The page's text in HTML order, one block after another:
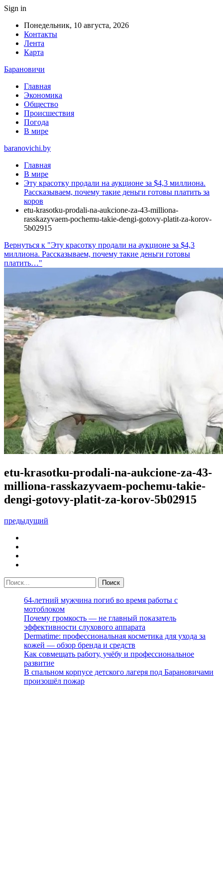
Sign in
Понедельник, 10 августа, 2026
Контакты
Лента
Карта
Барановичи
Главная
Экономика
Общество
Происшествия
Погода
В мире
baranovichi.by
Главная
В мире
Эту красотку продали на аукционе за $4,3 миллиона.
Рассказываем, почему такие деньги готовы платить за
коров
etu-krasotku-prodali-na-aukcione-za-43-milliona-
rasskazyvaem-pochemu-takie-dengi-gotovy-platit-za-korov-
5b02915
Вернуться к "Эту красотку продали на аукционе за $4,3
миллиона. Рассказываем, почему такие деньги готовы
платить…"
etu-krasotku-prodali-na-aukcione-za-43-
milliona-rasskazyvaem-pochemu-takie-
dengi-gotovy-platit-za-korov-5b02915
предыдущий
64-летний мужчина погиб во время работы с
мотоблоком
Почему громкость — не главный показатель
эффективности слухового аппарата
Dermatime: профессиональная косметика для ухода за
кожей — обзор бренда и средств
Как совмещать работу, учёбу и профессиональное
развитие
В спальном корпусе детского лагеря под Барановичами
произошёл пожар